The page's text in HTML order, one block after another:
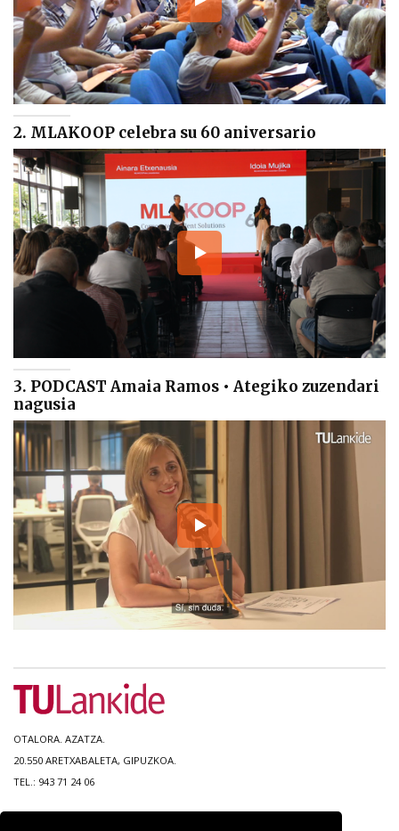
2. MLAKOOP celebra su 60 aniversario
3. PODCAST Amaia Ramos • Ategiko zuzendari
nagusia
OTALORA. AZATZA.
20.550 ARETXABALETA, GIPUZKOA.
TEL.: 943 71 24 06